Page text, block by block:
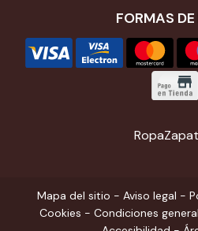
FORMAS
Ropa
Mapa del sitio - Aviso legal -
Cookies - Condiciones